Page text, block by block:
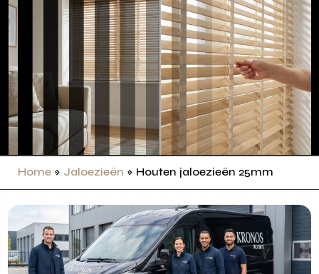
Home» Jaloezieën » Houten jaloezieën 25mm